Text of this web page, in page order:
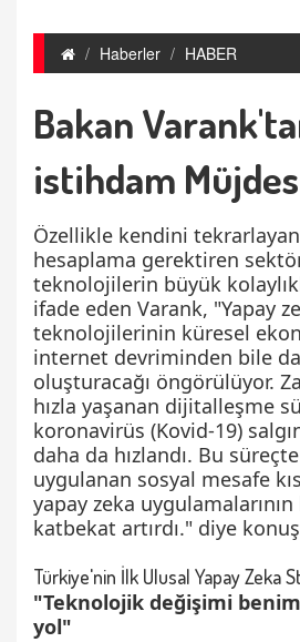
Haberler HABER
Bakan
istihdam
Özellikle kendini
hesaplama gerektiren
teknolojilerin büyük
ifade eden Varank, "Yapay
teknolojilerinin küresel
internet devriminden bile
oluşturacağı öngörülüyor.
hızla yaşanan dijitalleşme
koronavirüs (Kovid-19)
daha da hızlandı. Bu
uygulanan sosyal mesafe
yapay zeka uygulamalarının
katbekat artırdı." diye
Türkiye'nin İlk Ulusal Yapay Zeka
"Teknolojik değişimi
yol"